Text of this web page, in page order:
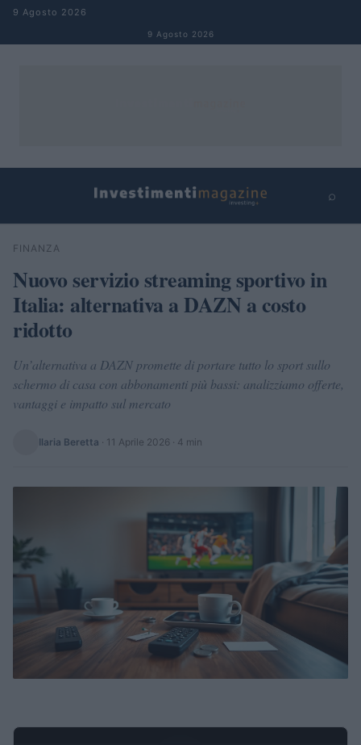
Salta al contenuto
9 Agosto 2026
9 Agosto 2026
⌕
Cerca
FINANZA
Nuovo servizio streaming sportivo in
Italia: alternativa a DAZN a costo
ridotto
Un’alternativa a DAZN promette di portare tutto lo sport sullo
schermo di casa con abbonamenti più bassi: analizziamo offerte,
vantaggi e impatto sul mercato
Ilaria Beretta · 11 Aprile 2026 · 4 min